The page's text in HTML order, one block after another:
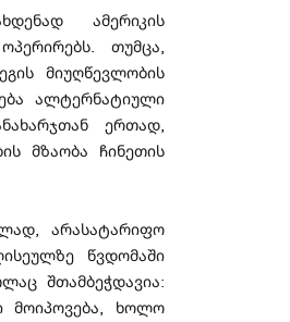
ამერიკის
თუმცა,
მიუღწევლობის
ალტერნატიული
ერთად,
მზაობა ჩინეთის
არასატარიფო
წვდომაში
შთამბეჭდავია:
მოიპოვება, ხოლო